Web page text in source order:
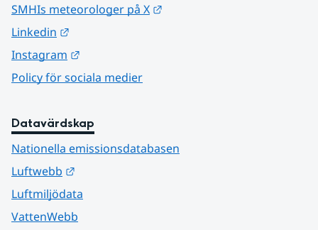
SMHIs meteorologer på X
Linkedin
Instagram
Policy för sociala medier
Datavärdskap
Nationella emissionsdatabasen
Luftwebb
Luftmiljödata
VattenWebb